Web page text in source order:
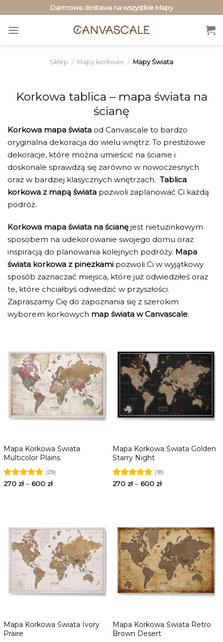
do
zawartości
Darmowa dostawa na wszystkie Mapy
Sklep / Mapy korkowe / Mapy Świata
Korkowa tablica – mapa świata na
ścianę
Korkowa mapa świata od Canvascale to bardzo
oryginalna dekoracja do wielu wnętrz. To prestiżowe
dekoracje, które można umieścić na ścianie i
doskonale sprawdzą się zarówno w nowoczesnych
oraz w bardziej klasycznych wnętrzach. Tablica
korkowa z mapą świata pozwoli zaplanować Ci każdą
podróż.
Korkowa mapa świata na ścianę jest nietuzinkowym
sposobem na udekorowanie swojego domu oraz
inspiracją do planowania kolejnych podróży. Mapa
świata korkowa z pinezkami pozwoli Ci w wyjątkowy
sposób zaznaczać miejsca, które już odwiedziłeś oraz
te, które chciałbyś odwiedzić w przyszłości.
Zapraszamy Cię do zapoznania się z szerokim
wyborem korkowych map świata w Canvascale.
Mapa Korkowa Świata
Multicolor Plains
Oceniono
(29)
270 zł– 600 zł
Mapa Korkowa Świata Golden
Starry Night
Oceniono
(18)
270 zł– 600 zł
Mapa Korkowa Świata Ivory
Praire
Mapa Korkowa Świata Retro
Brown Desert